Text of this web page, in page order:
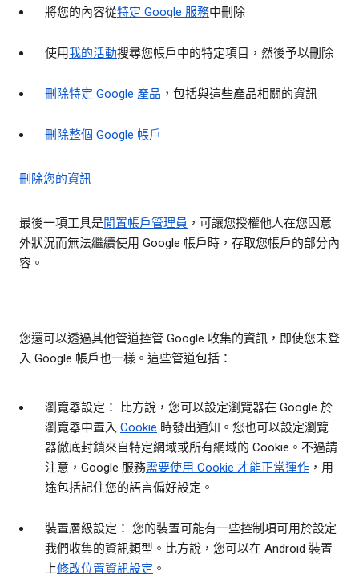
將您的內容從特定 Google 服務中刪除
使用我的活動搜尋您帳戶中的特定項目，然後予以刪除
刪除特定 Google 產品 ，包括與這些產品相關的資訊
刪除整個 Google 帳戶
刪除您的資訊
最後一項工具是閒置帳戶管理員 ，可讓您授權他人在您因意
外狀況而無法繼續使用 Google 帳戶時，存取您帳戶的部分內
容。
您還可以透過其他管道控管 Google 收集的資訊，即使您未登
入 Google 帳戶也一樣。這些管道包括：
瀏覽器設定： 比方說，您可以設定瀏覽器在 Google 於
瀏覽器中置入 Cookie 時發出通知。您也可以設定瀏覽
器徹底封鎖來自特定網域或所有網域的 Cookie。不過請
注意，Google 服務需要使用 Cookie 才能正常運作 ，用
途包括記住您的語言偏好設定。
裝置層級設定： 您的裝置可能有一些控制項可用於設定
我們收集的資訊類型。比方說，您可以在 Android 裝置
上修改位置資訊設定 。